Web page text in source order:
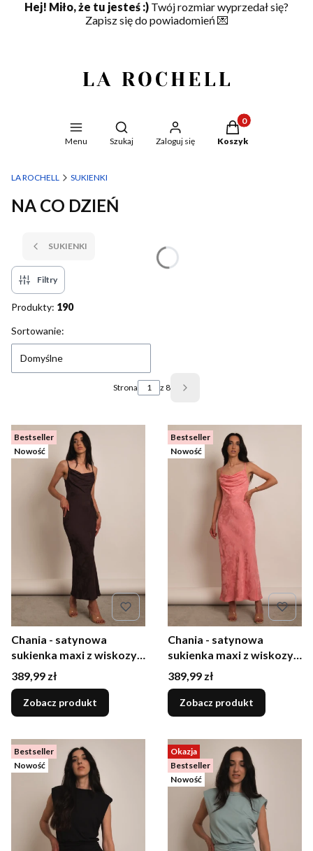
Hej! Miło, że tu jesteś :) Twój rozmiar wyprzedał się?
Zapisz się do powiadomień 💌
Menu
Otwórz wyszukiwarkę
Szukaj Zaloguj się
Produkty w
Koszyk
LA ROCHELL SUKIENKI
NA CO DZIEŃ
SUKIENKI
Filtry
Produkty: 190
Lista produktów
Sortowanie:
Domyślne
Strona z 8 Następne produkty
Bestseller
Nowość
Chania - satynowa
sukienka maxi z wiskozy
dekolt woda brązowa
Cena
389,99 zł
Zobacz produkt
Bestseller
Nowość
Chania - satynowa
sukienka maxi z wiskozy
dekolt woda różowa
Cena
389,99 zł
Zobacz produkt
Bestseller
Nowość
Okazja
Bestseller
Nowość